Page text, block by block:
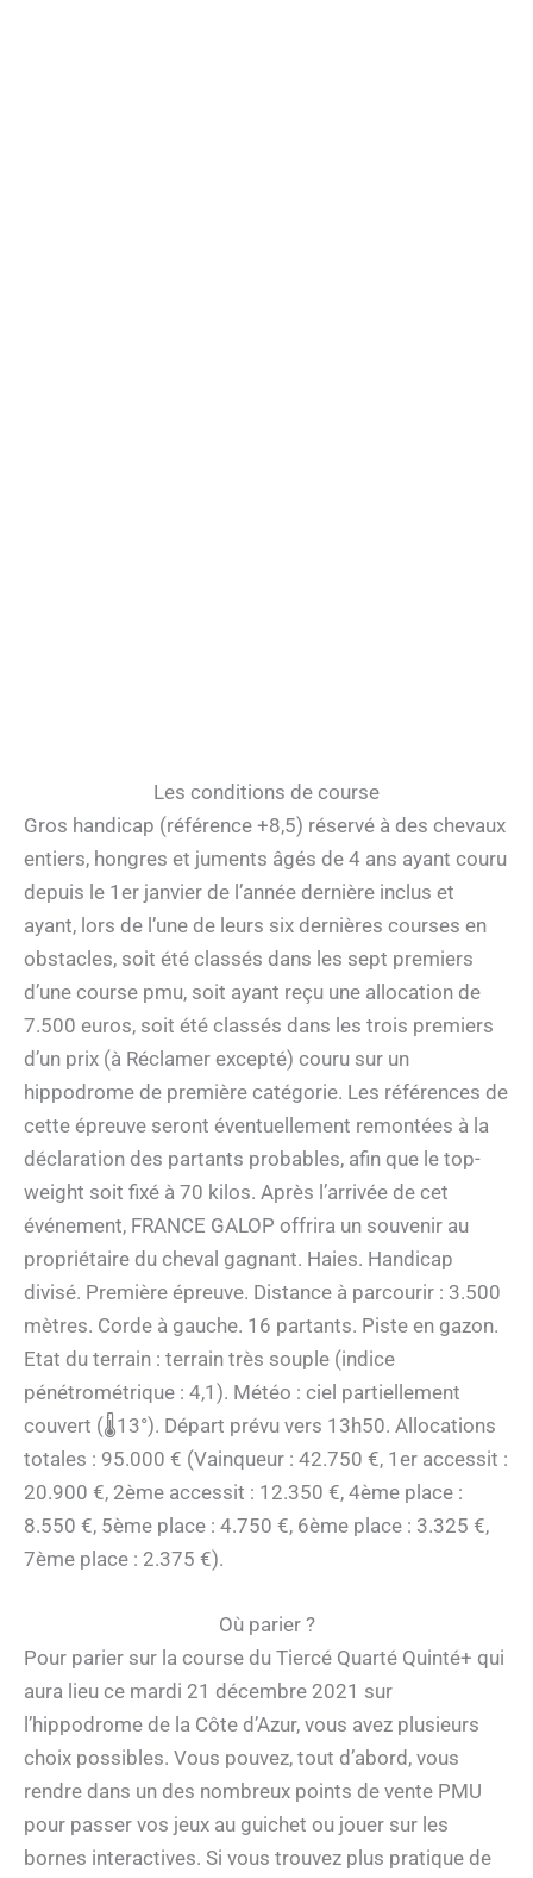
Les conditions de course
Gros handicap (référence +8,5) réservé à des chevaux
entiers, hongres et juments âgés de 4 ans ayant couru
depuis le 1er janvier de l’année dernière inclus et
ayant, lors de l’une de leurs six dernières courses en
obstacles, soit été classés dans les sept premiers
d’une course pmu, soit ayant reçu une allocation de
7.500 euros, soit été classés dans les trois premiers
d’un prix (à Réclamer excepté) couru sur un
hippodrome de première catégorie. Les références de
cette épreuve seront éventuellement remontées à la
déclaration des partants probables, afin que le top-
weight soit fixé à 70 kilos. Après l’arrivée de cet
événement, FRANCE GALOP offrira un souvenir au
propriétaire du cheval gagnant. Haies. Handicap
divisé. Première épreuve. Distance à parcourir : 3.500
mètres. Corde à gauche. 16 partants. Piste en gazon.
Etat du terrain : terrain très souple (indice
pénétrométrique : 4,1). Météo : ciel partiellement
couvert (🌡13°). Départ prévu vers 13h50. Allocations
totales : 95.000 € (Vainqueur : 42.750 €, 1er accessit :
20.900 €, 2ème accessit : 12.350 €, 4ème place :
8.550 €, 5ème place : 4.750 €, 6ème place : 3.325 €,
7ème place : 2.375 €).
Où parier ?
Pour parier sur la course du Tiercé Quarté Quinté+ qui
aura lieu ce mardi 21 décembre 2021 sur
l’hippodrome de la Côte d’Azur, vous avez plusieurs
choix possibles. Vous pouvez, tout d’abord, vous
rendre dans un des nombreux points de vente PMU
pour passer vos jeux au guichet ou jouer sur les
bornes interactives. Si vous trouvez plus pratique de